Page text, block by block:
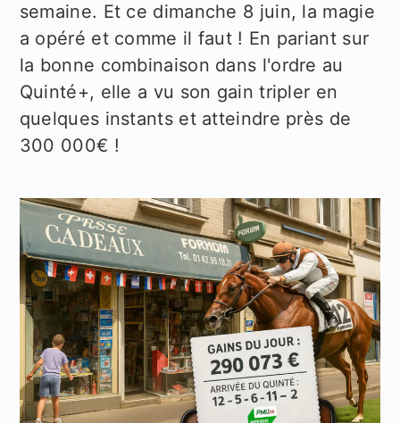
semaine. Et ce dimanche 8 juin, la magie
a opéré et comme il faut ! En pariant sur
la bonne combinaison dans l'ordre au
Quinté+, elle a vu son gain tripler en
quelques instants et atteindre près de
300 000€ !